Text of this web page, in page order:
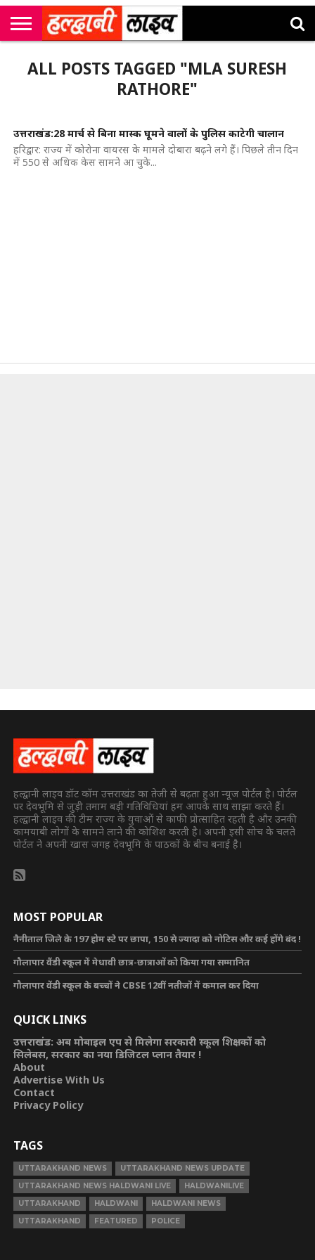
सी
एम
कॉर्नर
उत्तराखंड
न्यूज़
खेल
मनोरंजन
सम्पादकीय
जॉब
अलर्ट्स
ALL POSTS TAGGED "MLA SURESH
RATHORE"
उत्तराखंड:28 मार्च से बिना मास्क घूमने वालों के पुलिस काटेगी चालान
हरिद्वार: राज्य में कोरोना वायरस के मामले दोबारा बढ़ने लगे हैं। पिछले तीन दिन
में 550 से अधिक केस सामने आ चुके...
हल्द्वानी लाइव डॉट कॉम उत्तराखंड का तेजी से बढ़ता हुआ न्यूज पोर्टल है। पोर्टल
पर देवभूमि से जुड़ी तमाम बड़ी गतिविधियां हम आपके साथ साझा करते हैं।
हल्द्वानी लाइव की टीम राज्य के युवाओं से काफी प्रोत्साहित रहती है और उनकी
कामयाबी लोगों के सामने लाने की कोशिश करती है। अपनी इसी सोच के चलते
पोर्टल ने अपनी खास जगह देवभूमि के पाठकों के बीच बनाई है।
MOST POPULAR
नैनीताल जिले के 197 होम स्टे पर छापा, 150 से ज्यादा को नोटिस और कई होंगे बंद !
गौलापार वैंडी स्कूल में मेधावी छात्र-छात्राओं को किया गया सम्मानित
गौलापार वेंडी स्कूल के बच्चों ने CBSE 12वीं नतीजों में कमाल कर दिया
QUICK LINKS
उत्तराखंड: अब मोबाइल एप से मिलेगा सरकारी स्कूल शिक्षकों को
सिलेबस, सरकार का नया डिजिटल प्लान तैयार !
About
Advertise With Us
Contact
Privacy Policy
TAGS
UTTARAKHAND NEWS
UTTARAKHAND NEWS UPDATE
UTTARAKHAND NEWS HALDWANI LIVE
HALDWANILIVE
UTTARAKHAND
HALDWANI
HALDWANI NEWS
UTTARAKHAND
FEATURED POLICE